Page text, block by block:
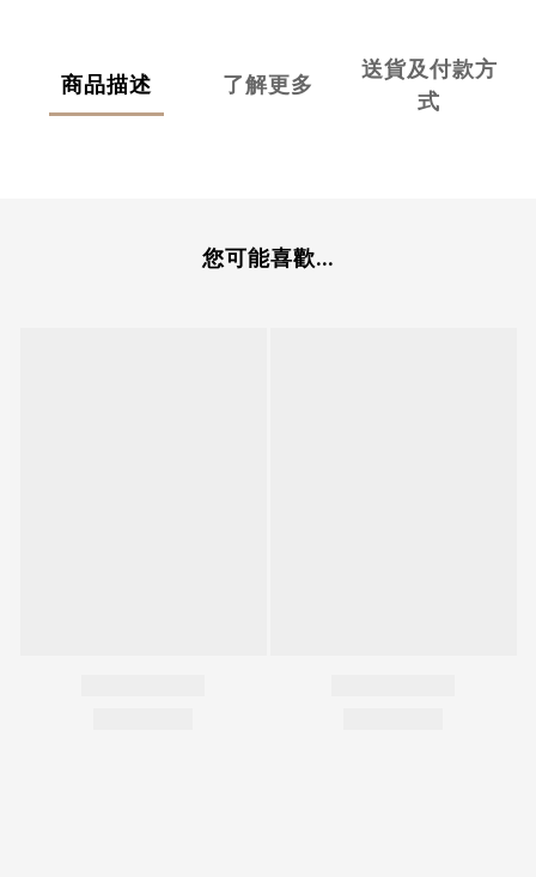
商品描述 了解更多
送貨及付款方
式
您可能喜歡...